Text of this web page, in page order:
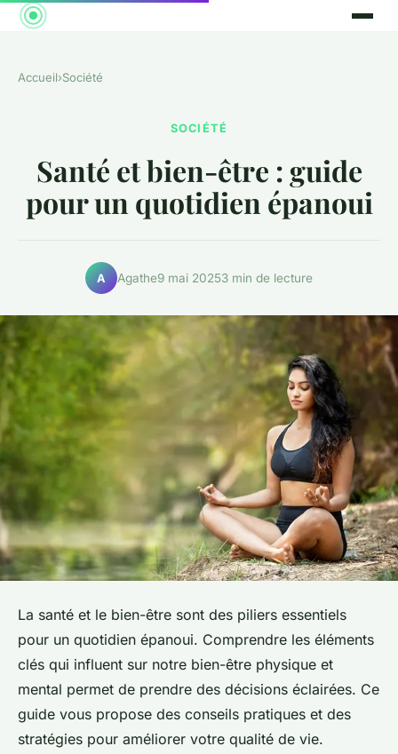
Accueil›Société
SOCIÉTÉ
Santé et bien-être : guide
pour un quotidien épanoui
A Agathe9 mai 20253 min de lecture
La santé et le bien-être sont des piliers essentiels
pour un quotidien épanoui. Comprendre les éléments
clés qui influent sur notre bien-être physique et
mental permet de prendre des décisions éclairées. Ce
guide vous propose des conseils pratiques et des
stratégies pour améliorer votre qualité de vie.